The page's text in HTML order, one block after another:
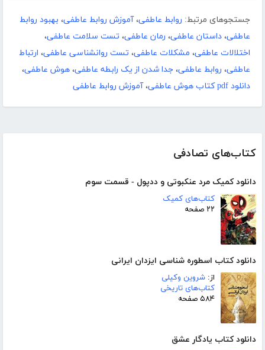
کتاب‌های تصادفی
دانلود کمیک مرد عنکبوتی و ددپول - قسمت سوم
کتاب‌های کمیک
۲۲ صفحه
دانلود کتاب اسطوره شناسی ایزدان ایرانی
از: شروین وکیلی
کتاب‌های تاریخی
۵۸۴ صفحه
دانلود کتاب یادگار عشق
جستجوهای مرتبط: روابط عاطفی،آموزش روابط عاطفی، بهبود روابط
عاطفی، داستان عاطفی، رمان عاطفی، تست سلامت عاطفی،
اختلالات عاطفی، مشکلات عاطفی، تست روانشناسی عاطفی، ارتباط
عاطفی، روابط عاطفی، جدا شدن از یک رابطه عاطفی، هوش عاطفی،
دانلود pdf کتاب هوش عاطفی
،آموزش روابط عاطفی